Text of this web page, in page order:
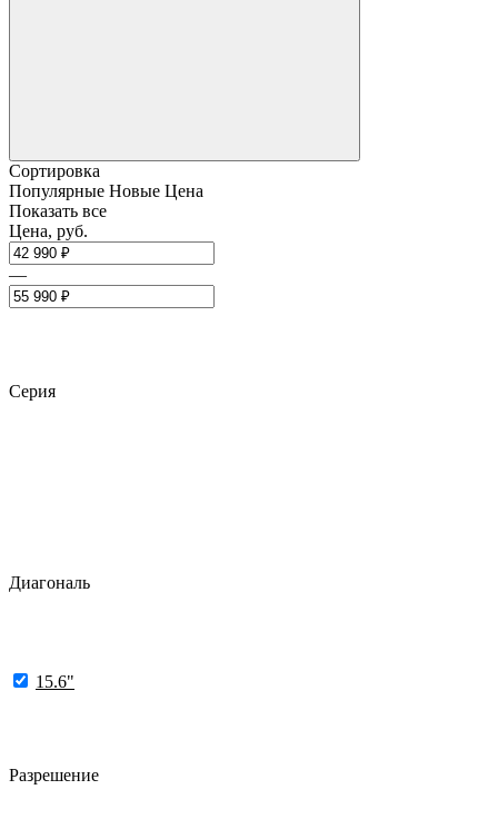
Сортировка
Популярные Новые Цена
Показать все
Цена, руб.
—
Серия
Диагональ
15.6"
Разрешение